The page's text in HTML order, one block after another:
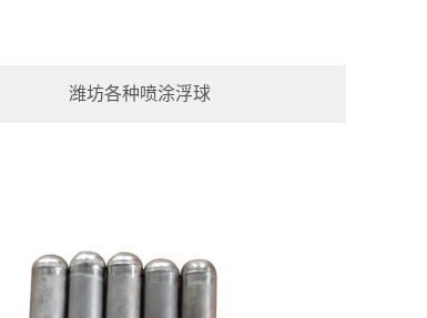
潍坊各种喷涂浮球